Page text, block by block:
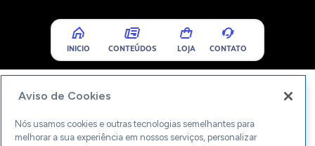
INICIO CONTEÚDOS LOJA CONTATO
Aviso de Cookies
Nós usamos cookies e outras tecnologias semelhantes para
melhorar a sua experiência em nossos serviços, personalizar